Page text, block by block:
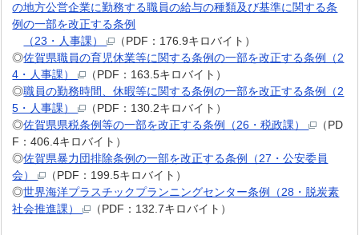
の地方公営企業に勤務する職員の給与の種類及び基準に関する条
例の一部を改正する条例
（23・人事課）
（PDF：176.9キロバイト）
◎佐賀県職員の育児休業等に関する条例の一部を改正する条例（2
4・人事課）
（PDF：163.5キロバイト）
◎職員の勤務時間、休暇等に関する条例の一部を改正する条例（2
5・人事課）
（PDF：130.2キロバイト）
◎佐賀県県税条例等の一部を改正する条例（26・税政課）
（PD
F：406.4キロバイト）
◎佐賀県暴力団排除条例の一部を改正する条例（27・公安委員
会）
（PDF：199.5キロバイト）
◎世界海洋プラスチックプランニングセンター条例（28・脱炭素
社会推進課）
（PDF：132.7キロバイト）